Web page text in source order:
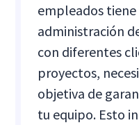
empleados tiene
administración
con diferentes
proyectos,
objetiva de
tu equipo. Esto